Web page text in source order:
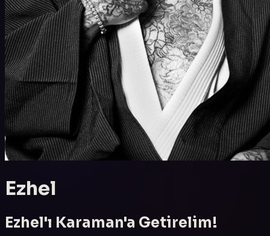
Ezhel
Ezhel'ı Karaman'a Getirelim!